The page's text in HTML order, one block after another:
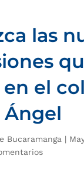
las
en el
Ángel
Bucaramanga |